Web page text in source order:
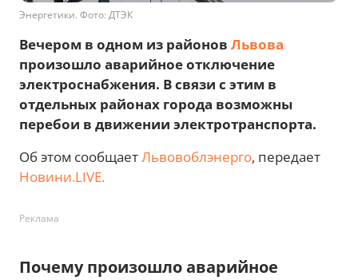
Энергетики. Фото: ДТЭК
Вечером в одном из районов Львова
произошло аварийное отключение
электроснабжения. В связи с этим в
отдельных районах города возможны
перебои в движении электротранспорта.
Об этом сообщаетЛьвовоблэнерго, передает
Новини.LIVE.
Реклама
Почему произошло аварийное